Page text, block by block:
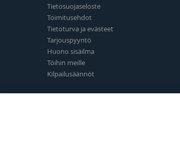
Tietosuojaseloste
Toimitusehdot
Tietoturva ja evästeet
Tarjouspyyntö
Huono sisäilma
Töihin meille
Kilpailusäännöt